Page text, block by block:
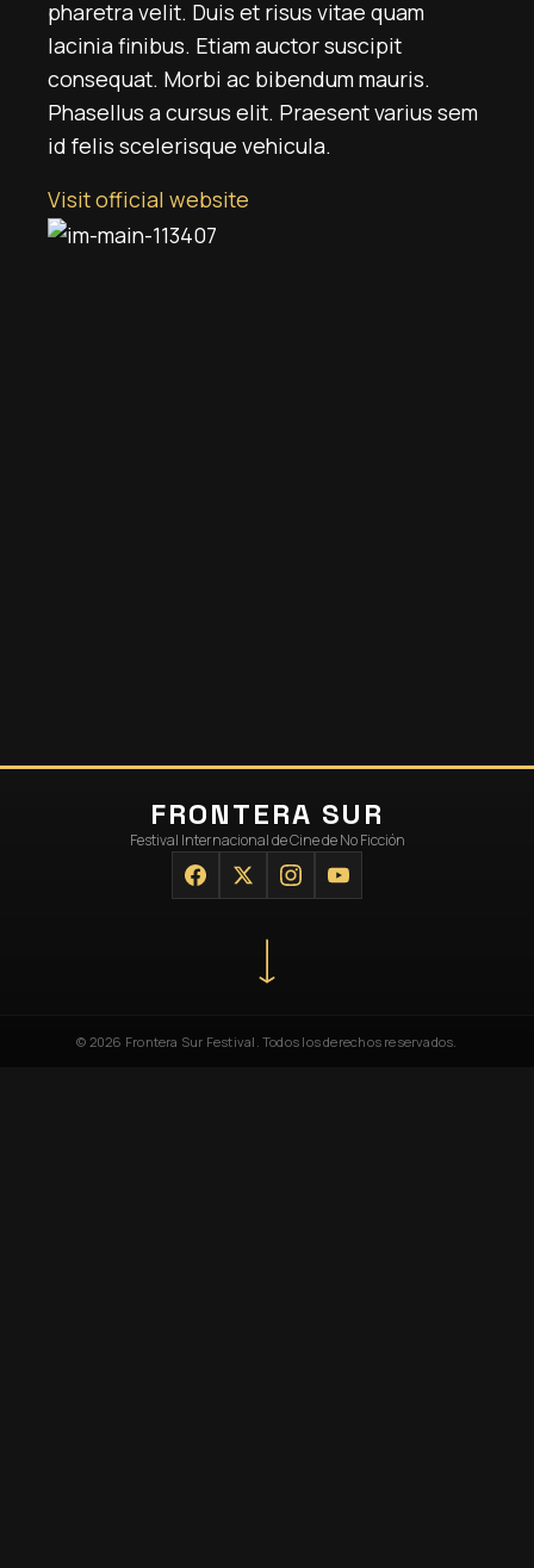
pharetra velit. Duis et risus vitae quam
lacinia finibus. Etiam auctor suscipit
consequat. Morbi ac bibendum mauris.
Phasellus a cursus elit. Praesent varius sem
id felis scelerisque vehicula.
Visit official website
FRONTERA SUR
Festival Internacional de Cine de No Ficción
© 2026 Frontera Sur Festival. Todos los derechos reservados.